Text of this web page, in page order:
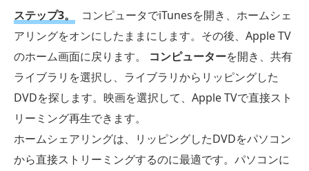
ステップ3。
コンピュータでiTunesを開き、ホームシェ
アリングをオンにしたままにします。その後、Apple TV
のホーム画面に戻ります。 コンピューターを開き、共有
ライブラリを選択し、ライブラリからリッピングした
DVDを探します。映画を選択して、Apple TVで直接スト
リーミング再生できます。
ホームシェアリングは、リッピングしたDVDをパソコン
から直接ストリーミングするのに最適です。パソコンに